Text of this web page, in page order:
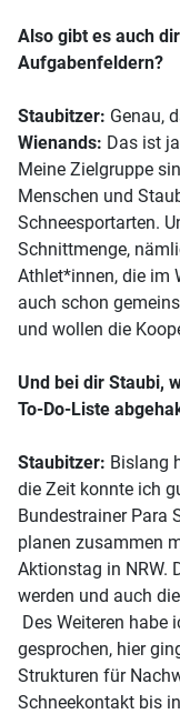
Also gibt es auch
Aufgabenfeldern?
Staubitzer: Genau,
Wienands: Das ist
Meine Zielgruppe
Menschen und
Schneesportarten.
Schnittmenge,
Athlet*innen, die im
auch schon
und wollen die
Und bei dir Staubi,
To-Do-Liste
Staubitzer: Bislang
die Zeit konnte ich
Bundestrainer Para
planen zusammen
Aktionstag in NRW.
werden und auch
Des Weiteren habe
gesprochen, hier
Strukturen für
Schneekontakt bis